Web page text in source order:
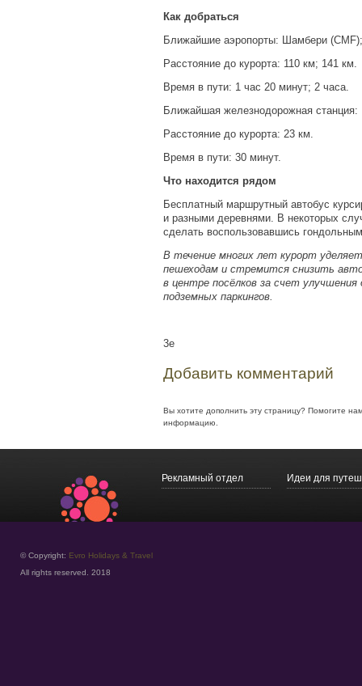
Как добраться
Ближайшие аэропорты: Шамбери (CMF
Расстояние до курорта: 110 км; 141 км.
Время в пути: 1 час 20 минут; 2 часа.
Ближайшая железнодорожная станция:
Расстояние до курорта: 23 км.
Время в пути: 30 минут.
Что находится рядом
Бесплатный маршрутный автобус
и разными деревнями. В некоторых
сделать воспользовавшись
В течение многих лет курорт
пешеходам и стремится снизить
в центре посёлков за счет
подземных паркингов.
3e
Добавить комментарий
Вы хотите дополнить эту страницу? Помогите
информацию.
Рекламный отдел Идеи для
© Copyright: Evro Holidays & Travel
All rights reserved. 2018